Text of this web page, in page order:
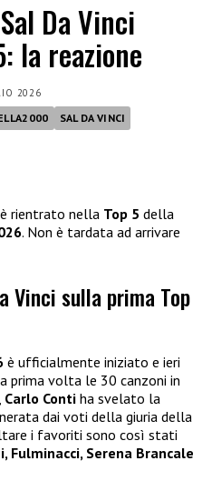
Da Vinci
la reazione
2026
SAL DA VINCI
rientrato nella Top 5 della
. Non è tardata ad arrivare
Vinci sulla prima Top
è ufficialmente iniziato e ieri
prima volta le 30 canzoni in
Carlo Conti ha svelato la
dai voti della giuria della
i favoriti sono così stati
Fulminacci, Serena Brancale